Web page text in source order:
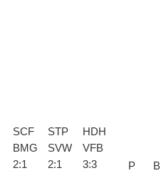
SCF
BMG
2:1
STP
SVW
2:1
HDH
VFB
3:3 P B